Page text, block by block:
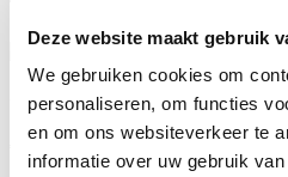
Deze website maakt gebruik
We gebruiken cookies om
personaliseren, om functies
en om ons websiteverkeer te
informatie over uw gebruik
Gevraagde investering